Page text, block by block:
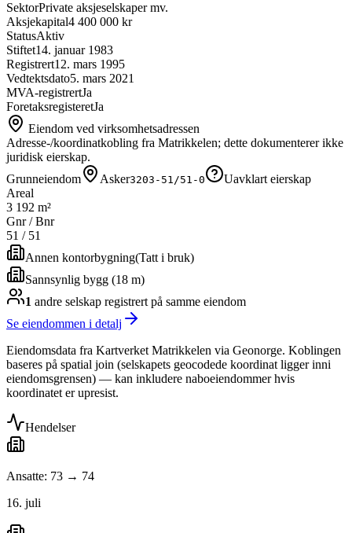
SektorPrivate aksjeselskaper mv.
Aksjekapital4 400 000 kr
StatusAktiv
Stiftet14. januar 1983
Registrert12. mars 1995
Vedtektsdato5. mars 2021
MVA-registrertJa
ForetaksregisteretJa
Eiendom ved virksomhetsadressen
Adresse-/koordinatkobling fra Matrikkelen; dette dokumenterer ikke
juridisk eierskap.
Grunneiendom
Asker3203-51/51-0
Uavklart eierskap
Areal
3 192 m²
Gnr / Bnr
51 / 51
Annen kontorbygning(Tatt i bruk)
Sannsynlig bygg (18 m)
1 andre selskap registrert på samme eiendom
Se eiendommen i detalj
Eiendomsdata fra Kartverket Matrikkelen via Geonorge. Koblingen
baseres på spatial join (selskapets geocodede koordinat ligger inni
eiendomsgrensen) — kan inkludere naboeiendommer hvis
koordinatet er upresist.
Hendelser
Ansatte: 73 → 74
16. juli